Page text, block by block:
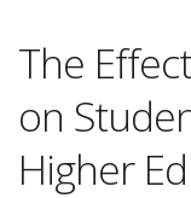
The
on
Higher